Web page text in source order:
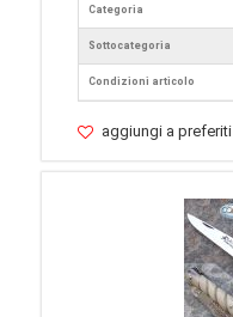
Categoria
Sottocategoria
Condizioni articolo
aggiungi a preferiti